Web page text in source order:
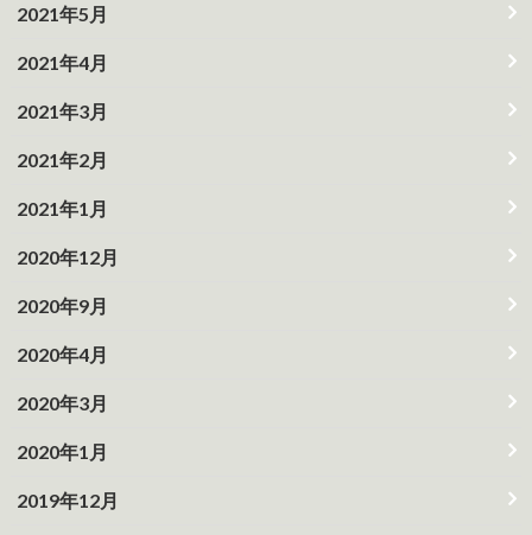
2021年5月
2021年4月
2021年3月
2021年2月
2021年1月
2020年12月
2020年9月
2020年4月
2020年3月
2020年1月
2019年12月